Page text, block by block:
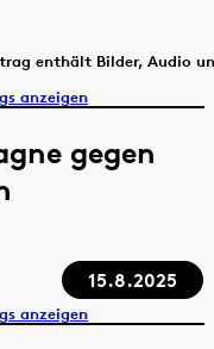
enthält Bilder, Audio
anzeigen
gegen
15.8.2025
anzeigen